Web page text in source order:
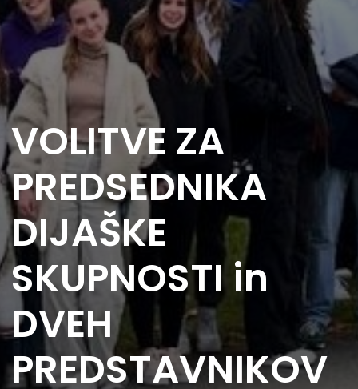
VOLITVE ZA
PREDSEDNIKA
DIJAŠKE
SKUPNOSTI in
DVEH
PREDSTAVNIKOV